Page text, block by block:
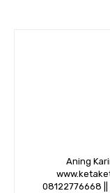
Aning
08122776668 ||